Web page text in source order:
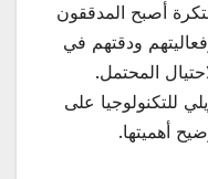
أصبح المدققون
ودقتهم في
المحتمل.
للتكنولوجيا على
أهميتها.